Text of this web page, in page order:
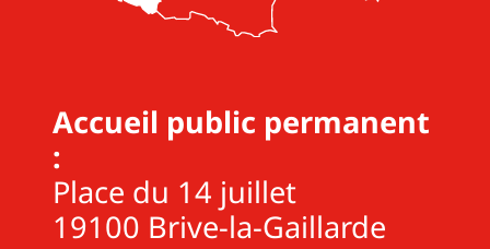
Accueil public permanent
:
Place du 14 juillet
19100 Brive-la-Gaillarde